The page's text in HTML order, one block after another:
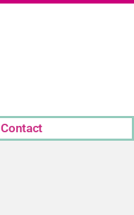
Contact